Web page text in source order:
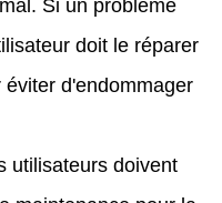
Si un problème
doit le réparer
d'endommager
utilisateurs doivent